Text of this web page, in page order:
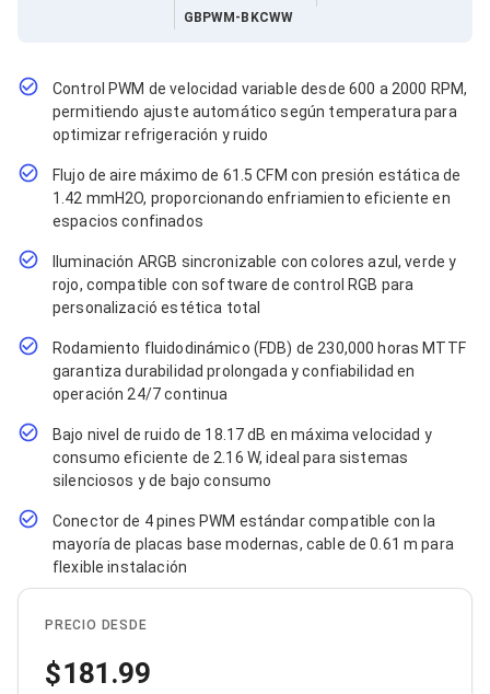
Conectores
Tapas y Cajas
Herramientas para Cables
Probadores de Cable
Cortadoras de Cable
Protectores para Cables
Bobinas
Cableado Estructurado
Sujetadores de Cables
Cinchos
Adaptadores
Adaptadores PC
Adaptadores PC USB
Adaptadores PC Serial
Adaptadores PC SATA
Adaptadores PC IDE
Adaptadores PC Teclado
Bluetooth
Adaptadores Video
Adaptadores Video DisplayPort
Divisores de Video
Adaptadores Video HDMI
Extensores y Receptores de Vídeo
Adaptadores Video VGA / HD15
Repetidores USB
GBPWM-BKCWW
Control PWM de velocidad variable desde 600 a 2000 RPM,
permitiendo ajuste automático según temperatura para
optimizar refrigeración y ruido
Flujo de aire máximo de 61.5 CFM con presión estática de
1.42 mmH2O, proporcionando enfriamiento eficiente en
espacios confinados
Iluminación ARGB sincronizable con colores azul, verde y
rojo, compatible con software de control RGB para
personalizació estética total
Rodamiento fluidodinámico (FDB) de 230,000 horas MTTF
garantiza durabilidad prolongada y confiabilidad en
operación 24/7 continua
Bajo nivel de ruido de 18.17 dB en máxima velocidad y
consumo eficiente de 2.16 W, ideal para sistemas
silenciosos y de bajo consumo
Conector de 4 pines PWM estándar compatible con la
mayoría de placas base modernas, cable de 0.61 m para
flexible instalación
PRECIO DESDE
181.99